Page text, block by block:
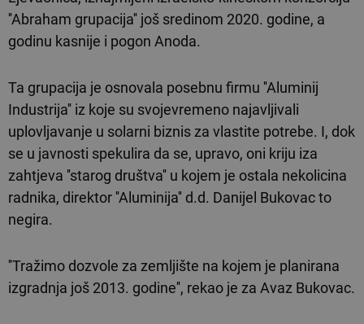
''Abraham grupacija'' još sredinom 2020. godine, a
godinu kasnije i pogon Anoda.
Ta grupacija je osnovala posebnu firmu ''Aluminij
Industrija'' iz koje su svojevremeno najavljivali
uplovljavanje u solarni biznis za vlastite potrebe. I, dok
se u javnosti spekulira da se, upravo, oni kriju iza
zahtjeva ''starog društva'' u kojem je ostala nekolicina
radnika, direktor ''Aluminija'' d.d. Danijel Bukovac to
negira.
''Tražimo dozvole za zemljište na kojem je planirana
izgradnja još 2013. godine'', rekao je za Avaz Bukovac.